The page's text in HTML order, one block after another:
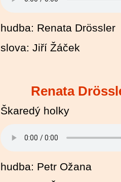
hudba: Renata Drössler
slova: Jiří Žáček
Renata
Škaredý holky
hudba: Petr Ožana